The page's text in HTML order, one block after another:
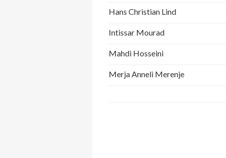
Hans Christian Lind
Intissar Mourad
Mahdi Hosseini
Merja Anneli Merenje